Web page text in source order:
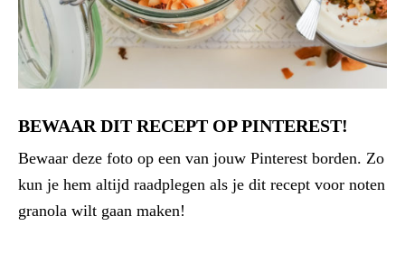
BEWAAR DIT RECEPT OP PINTEREST!
Bewaar deze foto op een van jouw Pinterest borden. Zo
kun je hem altijd raadplegen als je dit recept voor noten
granola wilt gaan maken!